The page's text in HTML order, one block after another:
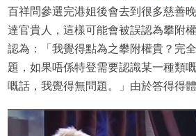
百祥問參選完港姐後會去到很多慈善
達官貴人，這樣可能會被誤認為攀附
認為：「我覺得點為之攀附權貴？完
題，如果唔係特登需要認識某一種類
嘅話，我覺得無問題。」由於答得得